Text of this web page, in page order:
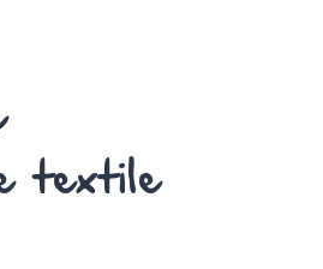
textile